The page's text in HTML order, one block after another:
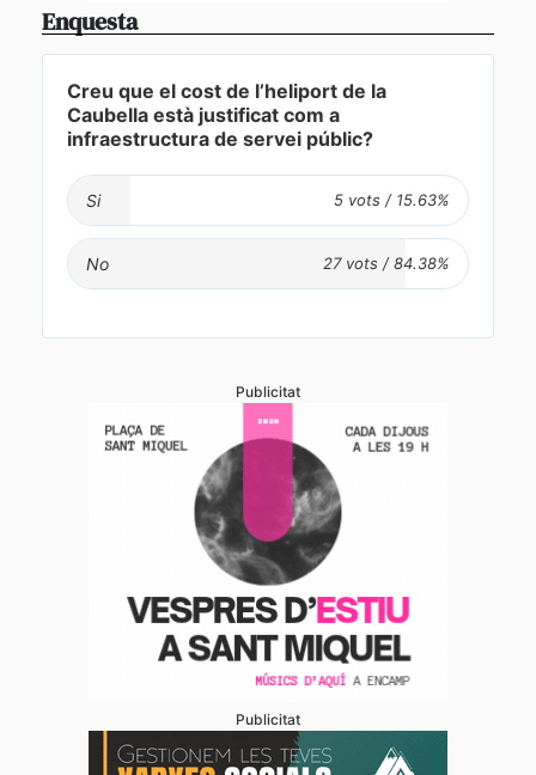
Enquesta
Creu que el cost de l’heliport de la
Caubella està justificat com a
infraestructura de servei públic?
Si
No
Publicitat
Publicitat